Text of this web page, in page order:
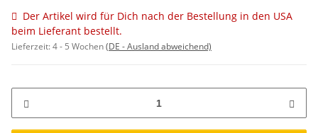
Der Artikel wird für Dich nach der Bestellung in den USA
beim Lieferant bestellt.
Lieferzeit:4 - 5 Wochen(DE - Ausland abweichend)